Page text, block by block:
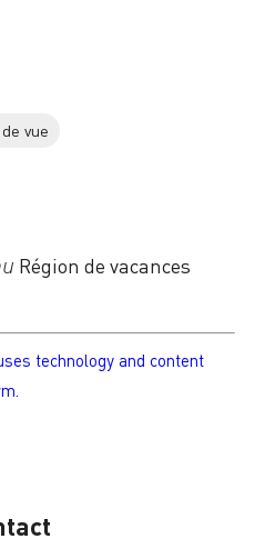
vue
Région de vacances
technology and content